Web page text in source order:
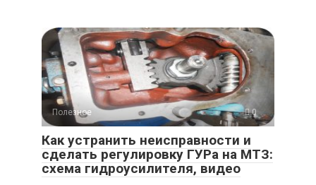
Полезное 0
Как устранить неисправности и
сделать регулировку ГУРа на МТЗ:
схема гидроусилителя, видео